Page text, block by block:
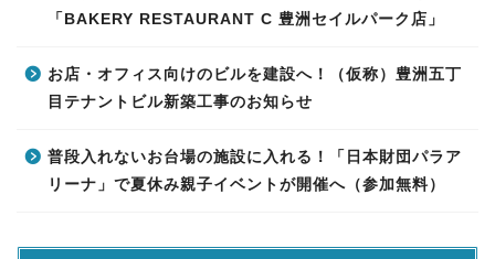
「BAKERY RESTAURANT C 豊洲セイルパーク店」
お店・オフィス向けのビルを建設へ！（仮称）豊洲五丁
目テナントビル新築工事のお知らせ
普段入れないお台場の施設に入れる！「日本財団パラア
リーナ」で夏休み親子イベントが開催へ（参加無料）